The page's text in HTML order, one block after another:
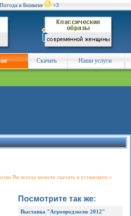
Погода в Бишкеке +3
Скачать Наши услуги
Вы всегда можете скачать и установить с
Посмотрите так же:
Выставка "Агропродэкспо 2012"